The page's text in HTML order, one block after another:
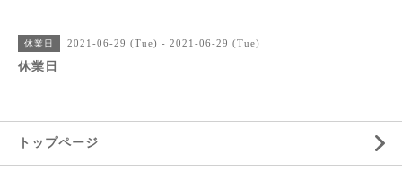
休業日 2021-06-29 (Tue) - 2021-06-29 (Tue)
休業日
トップページ